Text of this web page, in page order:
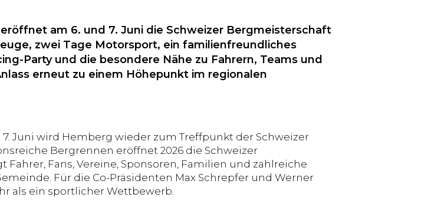
am 6. und 7. Juni die Schweizer Bergmeisterschaft
zwei Tage Motorsport, ein familienfreundliches
Party und die besondere Nähe zu Fahrern, Teams und
erneut zu einem Höhepunkt im regionalen
Juni wird Hemberg wieder zum Treffpunkt der Schweizer
Bergrennen eröffnet 2026 die Schweizer
Fans, Vereine, Sponsoren, Familien und zahlreiche
Für die Co-Präsidenten Max Schrepfer und Werner
als ein sportlicher Wettbewerb.